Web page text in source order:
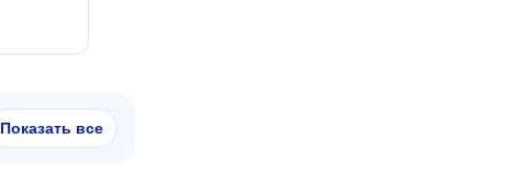
Показать все